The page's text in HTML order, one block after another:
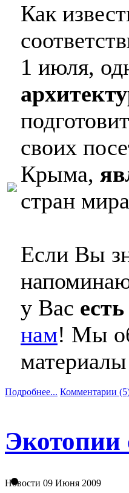
Как
1 июля,
своих
Крыма,
стран
Если Вы
у Вас
нам! Мы
Подробнее... Комментарии
Экотопии
Новости 09 Июня 2009